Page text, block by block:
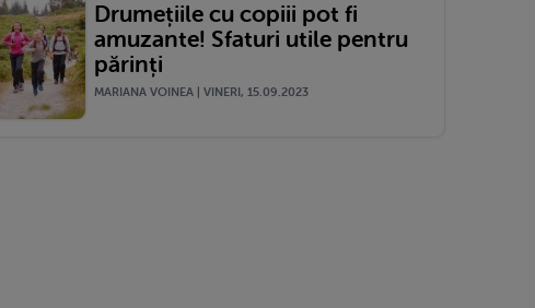
Drumețiile cu copiii pot fi
amuzante! Sfaturi utile pentru
părinți
MARIANA VOINEA | VINERI, 15.09.2023